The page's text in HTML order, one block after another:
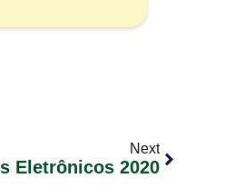
Next
Eletrônicos 2020